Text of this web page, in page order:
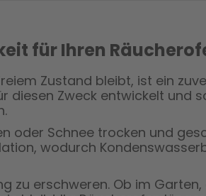
für Ihren
Zustand bleibt, ist ein
diesen Zweck entwickelt und
oder Schnee trocken und
wodurch
zu erschweren. Ob im